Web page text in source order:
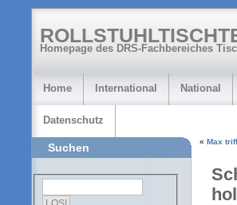
Homepage des DRS-Fachbereiches
Home International National
Datenschutz
« Max
Suchen